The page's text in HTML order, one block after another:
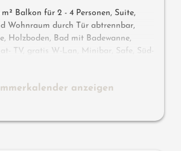
m² Balkon für 2 - 4 Personen, Suite,
Wohnraum durch Tür abtrennbar,
Holzboden, Bad mit Badewanne,
TV, gratis W-Lan, Minibar, Safe, Süd-
anzeigen